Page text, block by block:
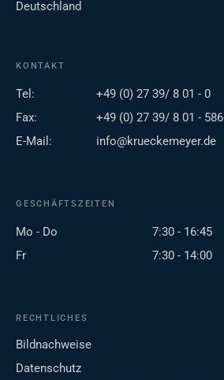
Deutschland
KONTAKT
Tel:
+49 (0) 27 39/ 8 01 - 0
Fax:
+49 (0) 27 39/ 8 01 - 586
E-Mail:
info@krueckemeyer.de
GESCHÄFTSZEITEN
Mo - Do
7:30 - 16:45
Fr
7:30 - 14:00
RECHTLICHES
Bildnachweise
Datenschutz